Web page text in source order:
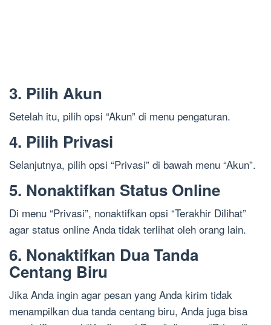
3. Pilih Akun
Setelah itu, pilih opsi “Akun” di menu pengaturan.
4. Pilih Privasi
Selanjutnya, pilih opsi “Privasi” di bawah menu “Akun”.
5. Nonaktifkan Status Online
Di menu “Privasi”, nonaktifkan opsi “Terakhir Dilihat”
agar status online Anda tidak terlihat oleh orang lain.
6. Nonaktifkan Dua Tanda
Centang Biru
Jika Anda ingin agar pesan yang Anda kirim tidak
menampilkan dua tanda centang biru, Anda juga bisa